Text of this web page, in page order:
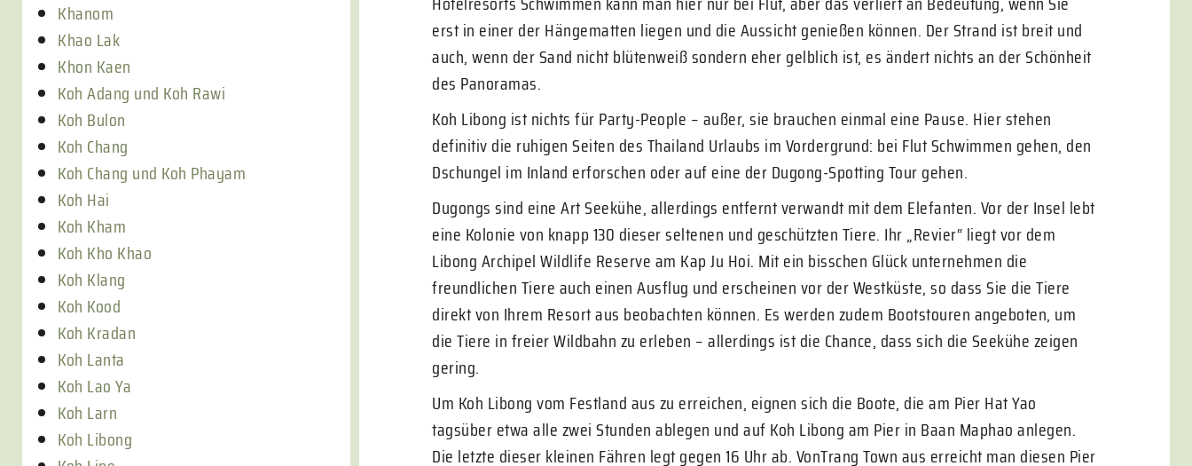
Khanom
Khao Lak
Khon Kaen
Koh Adang und Koh Rawi
Koh Bulon
Koh Chang
Koh Chang und Koh Phayam
Koh Hai
Koh Kham
Koh Kho Khao
Koh Klang
Koh Kood
Koh Kradan
Koh Lanta
Koh Lao Ya
Koh Larn
Koh Libong
erst in einer der Hängematten liegen und die Aussicht genießen können. Der Strand ist breit und
auch, wenn der Sand nicht blütenweiß sondern eher gelblich ist, es ändert nichts an der Schönheit
des Panoramas.
Koh Libong ist nichts für Party-People – außer, sie brauchen einmal eine Pause. Hier stehen
definitiv die ruhigen Seiten des Thailand Urlaubs im Vordergrund: bei Flut Schwimmen gehen, den
Dschungel im Inland erforschen oder auf eine der Dugong-Spotting Tour gehen.
Dugongs sind eine Art Seekühe, allerdings entfernt verwandt mit dem Elefanten. Vor der Insel lebt
eine Kolonie von knapp 130 dieser seltenen und geschützten Tiere. Ihr „Revier“ liegt vor dem
Libong Archipel Wildlife Reserve am Kap Ju Hoi. Mit ein bisschen Glück unternehmen die
freundlichen Tiere auch einen Ausflug und erscheinen vor der Westküste, so dass Sie die Tiere
direkt von Ihrem Resort aus beobachten können. Es werden zudem Bootstouren angeboten, um
die Tiere in freier Wildbahn zu erleben – allerdings ist die Chance, dass sich die Seekühe zeigen
gering.
Um Koh Libong vom Festland aus zu erreichen, eignen sich die Boote, die am Pier Hat Yao
tagsüber etwa alle zwei Stunden ablegen und auf Koh Libong am Pier in Baan Maphao anlegen.
Die letzte dieser kleinen Fähren legt gegen 16 Uhr ab. VonTrang Town aus erreicht man diesen Pier